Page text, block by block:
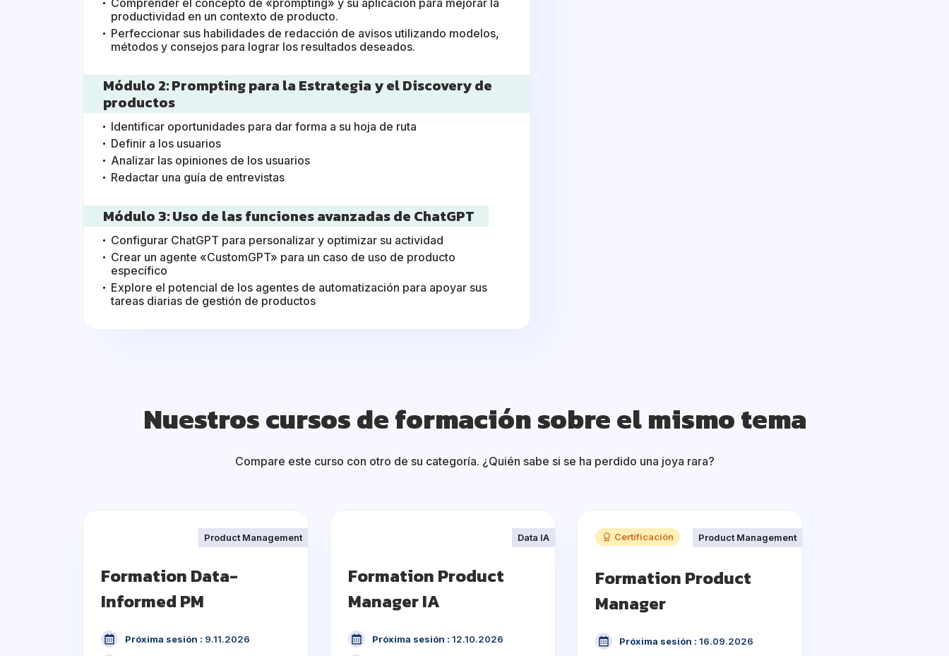
Comprender el concepto de «prompting» y su aplicación para mejorar la
productividad en un contexto de producto.
Perfeccionar sus habilidades de redacción de avisos utilizando modelos,
métodos y consejos para lograr los resultados deseados.
Módulo 2: Prompting para la Estrategia y el Discovery de
productos
Identificar oportunidades para dar forma a su hoja de ruta
Definir a los usuarios
Analizar las opiniones de los usuarios
Redactar una guía de entrevistas
Módulo 3: Uso de las funciones avanzadas de ChatGPT
Configurar ChatGPT para personalizar y optimizar su actividad
Crear un agente «CustomGPT» para un caso de uso de producto
específico
Explore el potencial de los agentes de automatización para apoyar sus
tareas diarias de gestión de productos
Nuestros cursos de formación sobre el mismo tema
Compare este curso con otro de su categoría. ¿Quién sabe si se ha perdido una joya rara?
Product Management
Formation Data-
Informed PM
Próxima sesión : 9.11.2026
Data IA
Formation Product
Manager IA
Próxima sesión : 12.10.2026
Product Management
Certificación
Formation Product
Manager
Próxima sesión : 16.09.2026